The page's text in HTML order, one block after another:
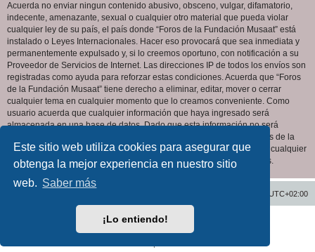
Este sitio web utiliza cookies para asegurar que
obtenga la mejor experiencia en nuestro sitio
web. Saber más
¡Lo entiendo!
Acuerda no enviar ningun contenido abusivo, obsceno, vulgar, difamatorio,
indecente, amenazante, sexual o cualquier otro material que pueda violar
cualquier ley de su país, el país donde “Foros de la Fundación Musaat” está
instalado o Leyes Internacionales. Hacer eso provocará que sea inmediata y
permanentemente expulsado y, si lo creemos oportuno, con notificación a su
Proveedor de Servicios de Internet. Las direcciones IP de todos los envíos son
registradas como ayuda para reforzar estas condiciones. Acuerda que “Foros
de la Fundación Musaat” tiene derecho a eliminar, editar, mover o cerrar
cualquier tema en cualquier momento que lo creamos conveniente. Como
usuario acuerda que cualquier información que haya ingresado será
almacenada en una base de datos. Dado que esta información no será
compartida con ninguna tercera parte sin su consentimiento, ni “Foros de la
Fundación Musaat” ni phpBB podrán considerarse responsables por cualquier
intento de hacking que conlleve a que los datos sean comprometidos.
UTC+02:00
Desarrollado porphpBB® Forum Software © phpBB Limited
phpBB España